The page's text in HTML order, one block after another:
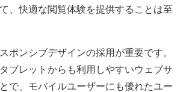
、快適な閲覧体験を提供することは至
ポンシブデザインの採用が重要です。
ブレットからも利用しやすいウェブサ
で、モバイルユーザーにも優れたユー